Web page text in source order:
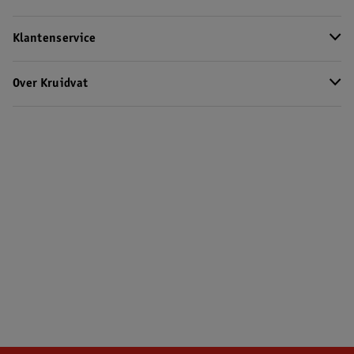
Klantenservice
Over Kruidvat